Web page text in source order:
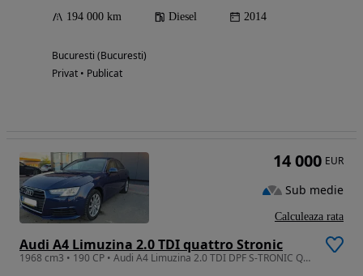
194 000 km Diesel 2014
Bucuresti (Bucuresti)
Privat • Publicat
Audi A4 Limuzina 2.0 TDI quattro Stronic
1968 cm3 • 190 CP • Audi A4 Limuzina 2.0 TDI DPF S-TRONIC Quattro.
14 000 EUR
Sub medie
Calculeaza rata